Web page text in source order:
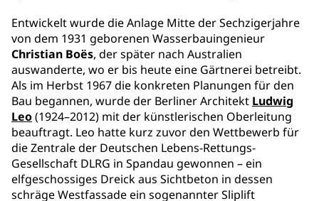
Entwickelt wurde die Anlage Mitte der Sechzigerjahre
von dem 1931 geborenen Wasserbauingenieur
Christian Boës, der später nach Australien
auswanderte, wo er bis heute eine Gärtnerei betreibt.
Als im Herbst 1967 die konkreten Planungen für den
Bau begannen, wurde der Berliner Architekt Ludwig
Leo(1924–2012) mit der künstlerischen Oberleitung
beauftragt. Leo hatte kurz zuvor den Wettbewerb für
die Zentrale der Deutschen Lebens-Rettungs-
Gesellschaft DLRG in Spandau gewonnen – ein
elfgeschossiges Dreick aus Sichtbeton in dessen
schräge Westfassade ein sogenannter Sliplift